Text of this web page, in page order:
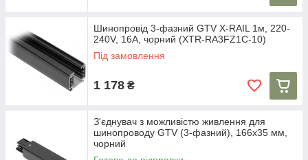
Шинопровід 3-фазний GTV X-RAIL 1м, 220-
240V, 16A, чорний (XTR-RA3FZ1C-10)
Під замовлення
1 178 ₴
З'єднувач з можливістю живлення для
шинопроводу GTV (3-фазний), 166x35 мм,
чорний